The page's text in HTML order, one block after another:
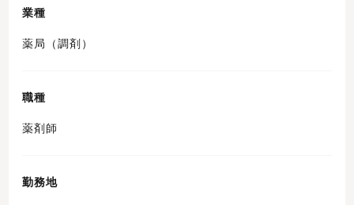
業種
薬局（調剤）
職種
薬剤師
勤務地